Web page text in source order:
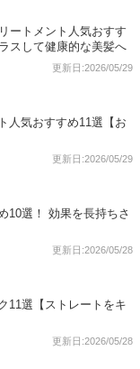
ートメント人気おすす
スして健康的な美髪へ
更新日:2026/05/29
人気おすすめ11選【お
更新日:2026/05/29
10選！ 効果を長持ちさ
更新日:2026/05/28
11選【ストレートをキ
更新日:2026/05/28